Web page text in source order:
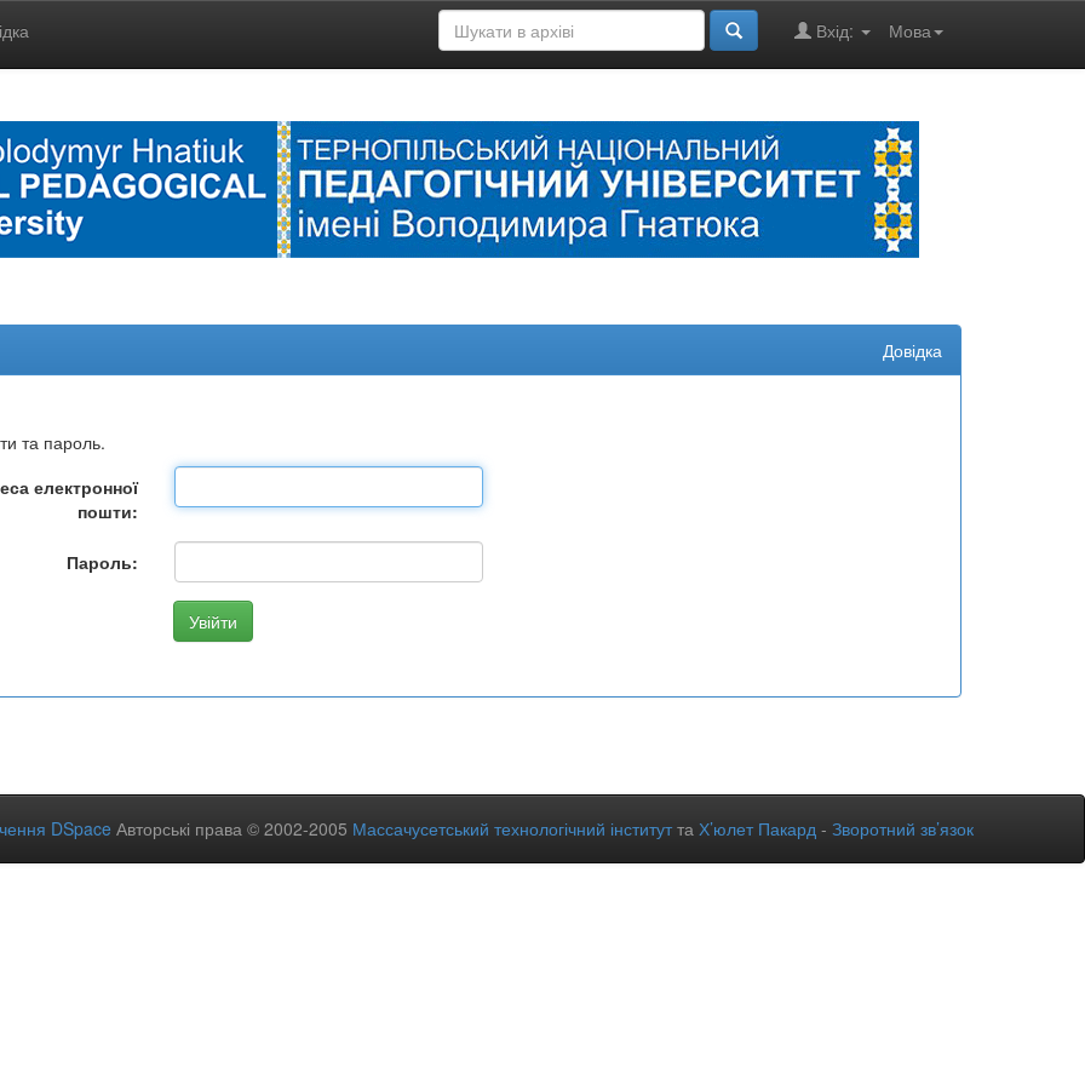
Мова
Вхід:
Довідка
та пароль.
електронної
пошти:
Пароль:
DSpace Авторські права © 2002-2005 Массачусетський технологічний інститутта Х’юлет Пакард - Зворотний зв’язок